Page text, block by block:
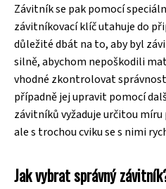
Závitník se pak pomocí
závitníkovací klíč utahuje do
důležité dbát na to, aby byl
silně, abychom nepoškodili
vhodné zkontrolovat
případně jej upravit pomocí
závitníků vyžaduje určitou
ale s trochou cviku se s nimi
Jak vybrat správný